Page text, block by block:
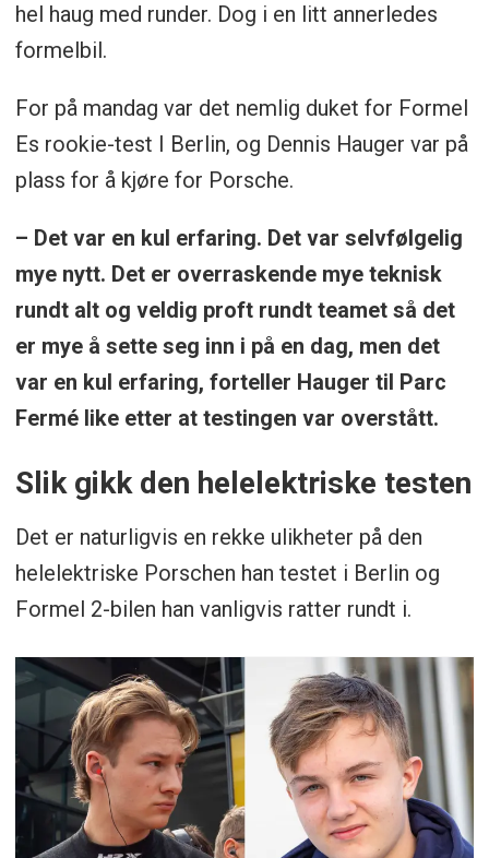
hel haug med runder. Dog i en litt annerledes
formelbil.
For på mandag var det nemlig duket for Formel
Es rookie-test I Berlin, og Dennis Hauger var på
plass for å kjøre for Porsche.
– Det var en kul erfaring. Det var selvfølgelig
mye nytt. Det er overraskende mye teknisk
rundt alt og veldig proft rundt teamet så det
er mye å sette seg inn i på en dag, men det
var en kul erfaring, forteller Hauger til Parc
Fermé like etter at testingen var overstått.
Slik gikk den helelektriske testen
Det er naturligvis en rekke ulikheter på den
helelektriske Porschen han testet i Berlin og
Formel 2-bilen han vanligvis ratter rundt i.